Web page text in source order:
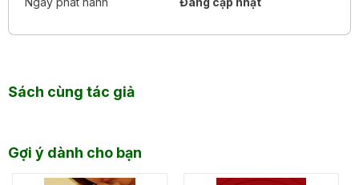
- The New York Times Book Review -
“1Q84 là một trong những cuốn sách nhanh chóng biến
giờ đã trôi qua và hàng núi trang sách đã bị ngốn sạch...”
Sách cùng tác giả
Gợi ý dành cho bạn